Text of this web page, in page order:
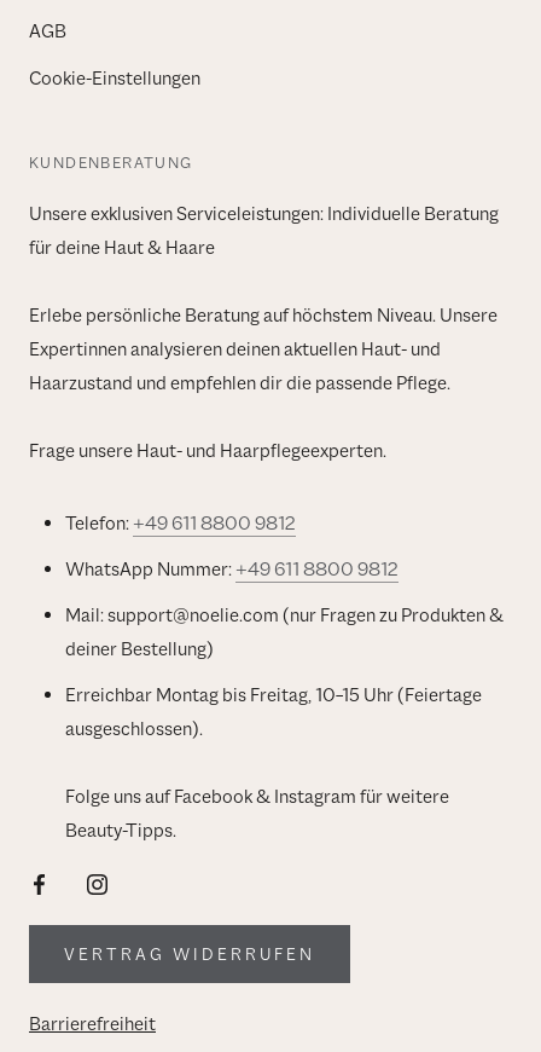
AGB
Cookie-Einstellungen
KUNDENBERATUNG
Unsere exklusiven Serviceleistungen: Individuelle Beratung
für deine Haut & Haare
Erlebe persönliche Beratung auf höchstem Niveau. Unsere
Expertinnen analysieren deinen aktuellen Haut- und
Haarzustand und empfehlen dir die passende Pflege.
Frage unsere Haut- und Haarpflegeexperten.
Telefon: +49 611 8800 9812
WhatsApp Nummer: +49 611 8800 9812
Mail: support@noelie.com (nur Fragen zu Produkten &
deiner Bestellung)
Erreichbar Montag bis Freitag, 10–15 Uhr (Feiertage
ausgeschlossen).
Folge uns auf Facebook & Instagram für weitere
Beauty-Tipps.
VERTRAG WIDERRUFEN
Barrierefreiheit